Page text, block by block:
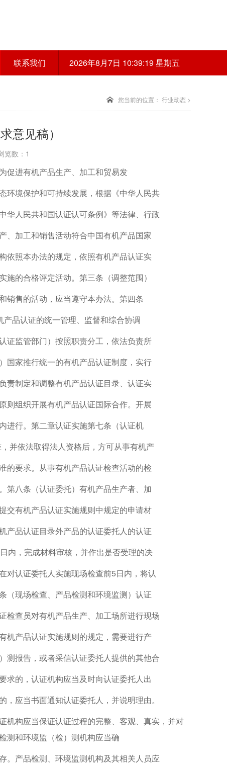
联系我们 2026年8月7日 10:39:20 星期五
您当前的位置： 行业动态 >
意见稿）
数：1
促进有机产品生产、加工和贸易发
环境保护和可持续发展，根据《中华人民共
华人民共和国认证认可条例》等法律、行政
、加工和销售活动符合中国有机产品国家
依照本办法的规定，依照有机产品认证实
的合格评定活动。第三条（调整范围）
销售的活动，应当遵守本办法。第四条
品认证的统一管理、监督和综合协调
证监管部门）按照职责分工，依法负责所
国家推行统一的有机产品认证制度，实行
责制定和调整有机产品认证目录、认证实
则组织开展有机产品认证国际合作。开展
进行。第二章认证实施第七条（认证机
并依法取得法人资格后，方可从事有机产
的要求。从事有机产品认证检查活动的检
第八条（认证委托）有机产品生产者、加
交有机产品认证实施规则中规定的申请材
产品认证目录外产品的认证委托人的认证
内，完成材料审核，并作出是否受理的决
对认证委托人实施现场检查前5日内，将认
（现场检查、产品检测和环境监测）认证
检查员对有机产品生产、加工场所进行现场
机产品认证实施规则的规定，需要进行产
测报告，或者采信认证委托人提供的其他合
求的，认证机构应当及时向认证委托人出
应当书面通知认证委托人，并说明理由。
机构应当保证认证过程的完整、客观、真实，并对
测和环境监（检）测机构应当确
。产品检测、环境监测机构及其相关人员应